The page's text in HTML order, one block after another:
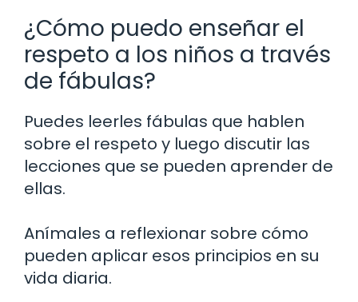
¿Cómo puedo enseñar el
respeto a los niños a través
de fábulas?
Puedes leerles fábulas que hablen
sobre el respeto y luego discutir las
lecciones que se pueden aprender de
ellas.
Anímales a reflexionar sobre cómo
pueden aplicar esos principios en su
vida diaria.